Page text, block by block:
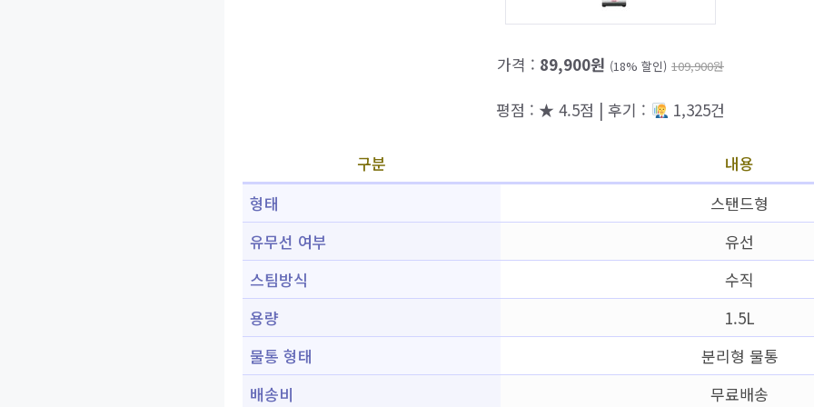
가격 : 89,900원 (18% 할인) 109,900원
평점 : ★ 4.5점 | 후기 : 1,325건
구분
내용
형태
스탠드형
유무선 여부
유선
스팀방식
수직
용량
1.5L
물통 형태
분리형 물통
배송비
무료배송